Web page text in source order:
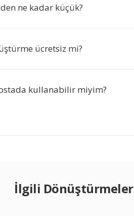
ne kadar küçük?
ücretsiz mi?
kullanabilir miyim?
İlgili Dönüştürmeler